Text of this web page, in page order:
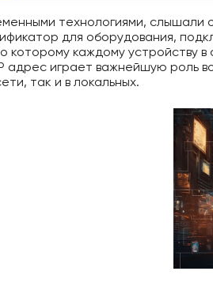
технологиями, слышали
для оборудования,
каждому устройству в
адрес играет важнейшую роль
так и в локальных.